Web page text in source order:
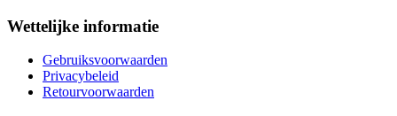
Wettelijke informatie
Gebruiksvoorwaarden
Privacybeleid
Retourvoorwaarden